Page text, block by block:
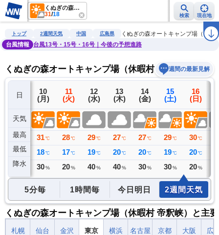
くぬぎの森オートキャンプ場（休暇村 帝釈峡）
31/18 検索 現在地
雨雲レーダー 台風情報 地震情報 警報・注意報 2週間天気 ラ
トップ 2週間天気 中国 広島県
くぬぎの森オートキャンプ場（休暇
台風情報
台風13号・15号・16号｜今後の予想進路
くぬぎの森オートキャンプ場（休暇村 帝釈峡）の2週
週間の最新見解
日
天気
最高
最低
降水
9
(日)
31 ℃
20 ℃
7 ミリ
10
(月)
31 ℃
18 ℃
30 %
11
(火)
28 ℃
17 ℃
20 %
12
(水)
29 ℃
19 ℃
40 %
13
(木)
27 ℃
20 ℃
40 %
14
(金)
27 ℃
20 ℃
30 %
15
(土)
29 ℃
19 ℃
30 %
16
(日)
30 ℃
20 ℃
20 %
5分毎 1時間毎 今日明日 2週間天気
くぬぎの森オートキャンプ場（休暇村 帝釈峡）と主
札幌 仙台 金沢 東京 横浜 名古屋 京都 大阪 広